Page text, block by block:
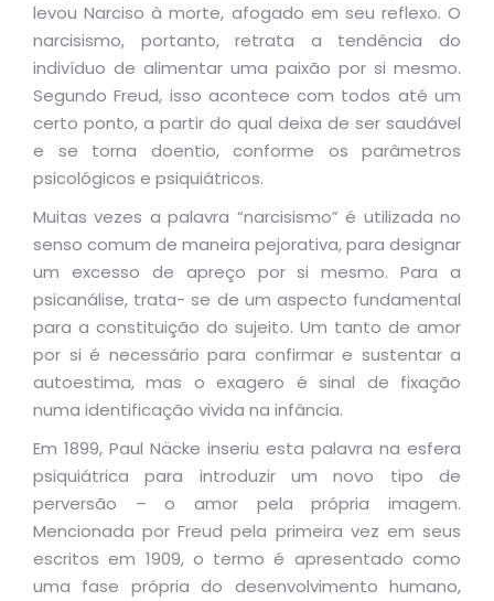
levou Narciso à morte, afogado em seu reflexo. O
narcisismo, portanto, retrata a tendência do
indivíduo de alimentar uma paixão por si mesmo.
Segundo Freud, isso acontece com todos até um
certo ponto, a partir do qual deixa de ser saudável
e se torna doentio, conforme os parâmetros
psicológicos e psiquiátricos.
Muitas vezes a palavra “narcisismo” é utilizada no
senso comum de maneira pejorativa, para designar
um excesso de apreço por si mesmo. Para a
psicanálise, trata- se de um aspecto fundamental
para a constituição do sujeito. Um tanto de amor
por si é necessário para confirmar e sustentar a
autoestima, mas o exagero é sinal de fixação
numa identificação vivida na infância.
Em 1899, Paul Näcke inseriu esta palavra na esfera
psiquiátrica para introduzir um novo tipo de
perversão – o amor pela própria imagem.
Mencionada por Freud pela primeira vez em seus
escritos em 1909, o termo é apresentado como
uma fase própria do desenvolvimento humano,